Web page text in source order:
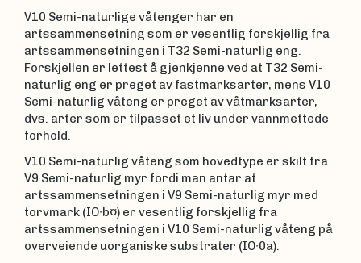
V10 Semi-naturlige våtenger har en
artssammensetning som er vesentlig forskjellig fra
artssammensetningen i T32 Semi-naturlig eng.
Forskjellen er lettest å gjenkjenne ved at T32 Semi-
naturlig eng er preget av fastmarksarter, mens V10
Semi-naturlig våteng er preget av våtmarksarter,
dvs. arter som er tilpasset et liv under vannmettede
forhold.
V10 Semi-naturlig våteng som hovedtype er skilt fra
V9 Semi-naturlig myr fordi man antar at
artssammensetningen i V9 Semi-naturlig myr med
torvmark (IO∙b¤) er vesentlig forskjellig fra
artssammensetningen i V10 Semi-naturlig våteng på
overveiende uorganiske substrater (IO∙0a).